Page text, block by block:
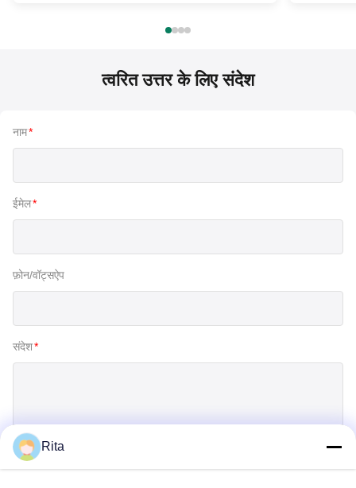
त्वरित उत्तर के लिए संदेश
नाम*
ईमेल*
फ़ोन/वॉट्सऐप
संदेश*
Rita